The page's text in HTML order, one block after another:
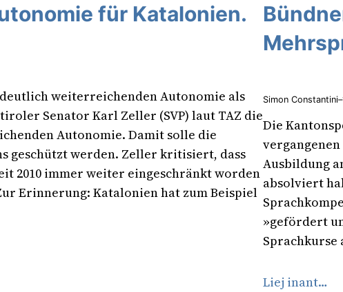
für Katalonien.
weiterreichenden Autonomie als
Senator Karl Zeller (SVP) laut TAZ die
Autonomie. Damit solle die
geschützt werden. Zeller kritisiert, dass
2010 immer weiter eingeschränkt worden
Erinnerung: Katalonien hat zum Beispiel
Simon Constantini–
Die
Ausbildung
absolviert
»gefördert
Sprachkurse
Liej inant…